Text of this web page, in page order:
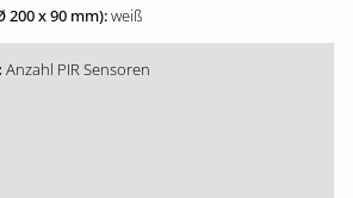
weiß
Anzahl PIR Sensoren